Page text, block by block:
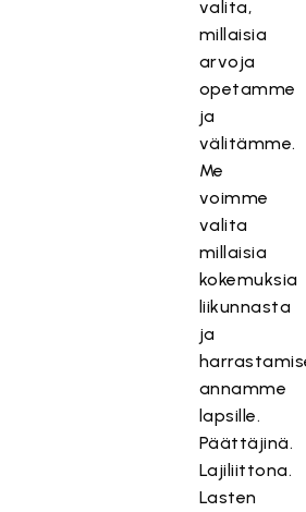
valita,
millaisia
arvoja
opetamme
ja
välitämme.
Me
voimme
valita
millaisia
kokemuksia
liikunnasta
ja
annamme
lapsille.
Päättäjinä.
Lajiliittona.
Lasten